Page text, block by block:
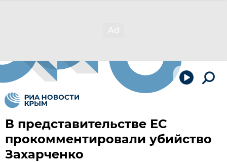
В представительстве ЕС
прокомментировали убийство
Захарченко‍